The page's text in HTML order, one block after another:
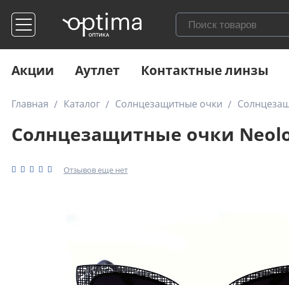
Акции Аутлет Контактные линзы
Главная Каталог Солнцезащитные очки
Солнцезащитные очки
Отзывов еще нет